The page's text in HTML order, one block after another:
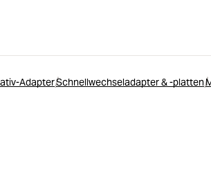
AdapterSchnellwechseladapter & -platten